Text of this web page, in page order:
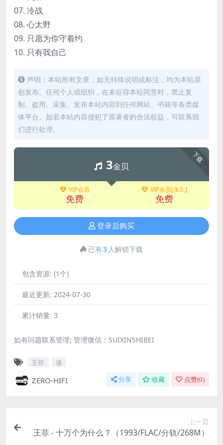
07. 冷战
08. 心太野
09. 只愿为你守着约
10. 只有我自己
声明：本站所有文章，如无特殊说明或标注，均为本站原
创发布。任何个人或组织，在未征得本站同意时，禁止复
制、盗用、采集、发布本站内容到任何网站、书籍等各类媒
体平台。如若本站内容侵犯了原著者的合法权益，可联系我
们进行处理。
下载
3金贝
VIP会员
免费
VIP会员[永久]
免费
登录后购买
已有3 人解锁下载
包含资源: (1个)
最近更新: 2024-07-30
累计销量: 3
如有问题联系管理; 管理微信：SUIXINSHIBEI
王菲 迷
ZERO-HIFI 分享 收藏 点赞(0)
上一篇
王菲 - 十万个为什么？（1993/FLAC/分轨/268M）